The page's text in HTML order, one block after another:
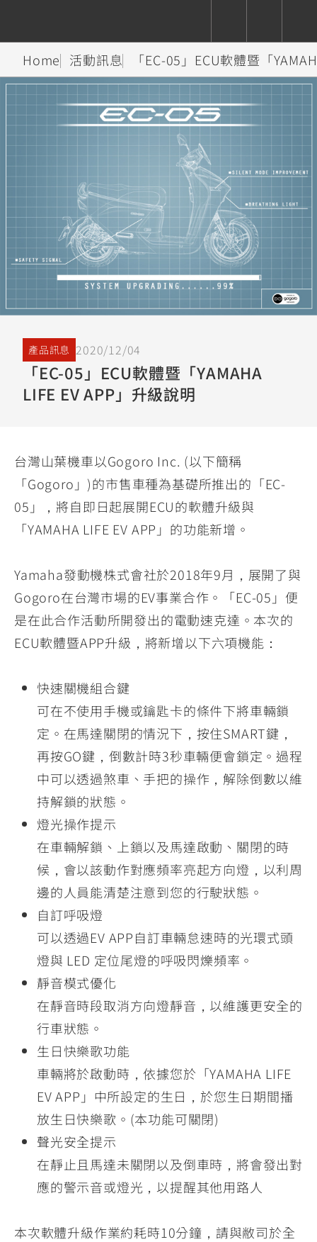
依風格 依排氣量
Super
Sport
Hyper
Sport
Heritage
YZF-R7
251~549
YZF-R15
09
Y-
AMT
550+
MT-
09
550+
MT-
Y-
AMT
550+
MT-
03
251~549
15
150
XSR
700
550+
155
150
FZ-X
依風格 依排氣量
Premium Sport FashionAdventureFamily
XMAX
150
AUGUR
XR
150
CYGNUS
X
125
FORCE
2.0
RS NEO
125
Limi
125
Vinoora
BW'S
125
PW50
50
AXIS
Zii
125
JOG
125
CUXiE
2.5 kw
追蹤愛車
瀏覽紀錄
Home 活動訊息 「EC-05」ECU軟體暨「
產品訊息 2020/12/04
「EC-05」ECU軟體暨「YAMAHA
LIFE EV APP」升級說明
台灣山葉機車以Gogoro Inc. (以下簡稱
「Gogoro」)的市售車種為基礎所推出的「EC-
05」，將自即日起展開ECU的軟體升級與
「YAMAHA LIFE EV APP」的功能新增。
Yamaha發動機株式會社於2018年9月，展開了與
Gogoro在台灣市場的EV事業合作。「EC-05」便
是在此合作活動所開發出的電動速克達。本次的
ECU軟體暨APP升級，將新增以下六項機能：
快速關機組合鍵
可在不使用手機或鑰匙卡的條件下將車輛鎖
定。在馬達關閉的情況下，按住SMART鍵，
再按GO鍵，倒數計時3秒車輛便會鎖定。過程
中可以透過煞車、手把的操作，解除倒數以維
持解鎖的狀態。
燈光操作提示
在車輛解鎖、上鎖以及馬達啟動、關閉的時
候，會以該動作對應頻率亮起方向燈，以利周
邊的人員能清楚注意到您的行駛狀態。
自訂呼吸燈
可以透過EV APP自訂車輛怠速時的光環式頭
燈與 LED 定位尾燈的呼吸閃爍頻率。
靜音模式優化
在靜音時段取消方向燈靜音，以維護更安全的
行車狀態。
生日快樂歌功能
車輛將於啟動時，依據您於「YAMAHA LIFE
EV APP」中所設定的生日，於您生日期間播
放生日快樂歌。(本功能可關閉)
聲光安全提示
在靜止且馬達未關閉以及倒車時，將會發出對
應的警示音或燈光，以提醒其他用路人
本次軟體升級作業約耗時10分鐘，請與敝司於全